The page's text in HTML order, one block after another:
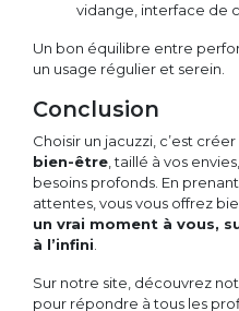
vidange, interface de
Un bon équilibre entre
un usage régulier et serein.
Conclusion
Choisir un jacuzzi, c’est créer
bien-être , taillé à vos
besoins profonds. En
attentes, vous vous offrez
un vrai moment à vous,
à l’infini
Sur notre site, découvrez
pour répondre à tous les